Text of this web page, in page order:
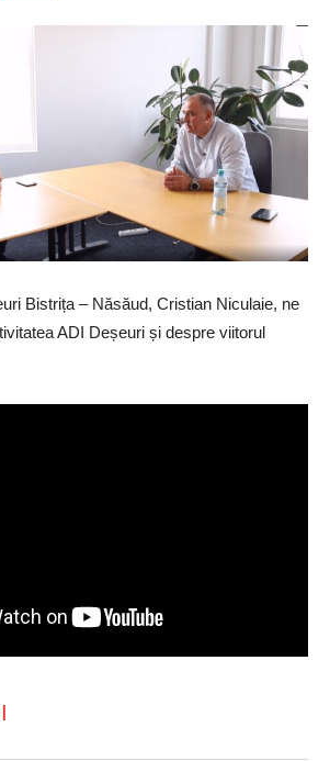
Bistrița – Năsăud, Cristian Niculaie, ne
ADI Deșeuri și despre viitorul